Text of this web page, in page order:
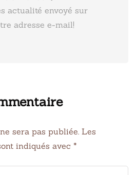
actualité envoyé sur
adresse e-mail!
sera pas publiée. Les
indiqués avec *